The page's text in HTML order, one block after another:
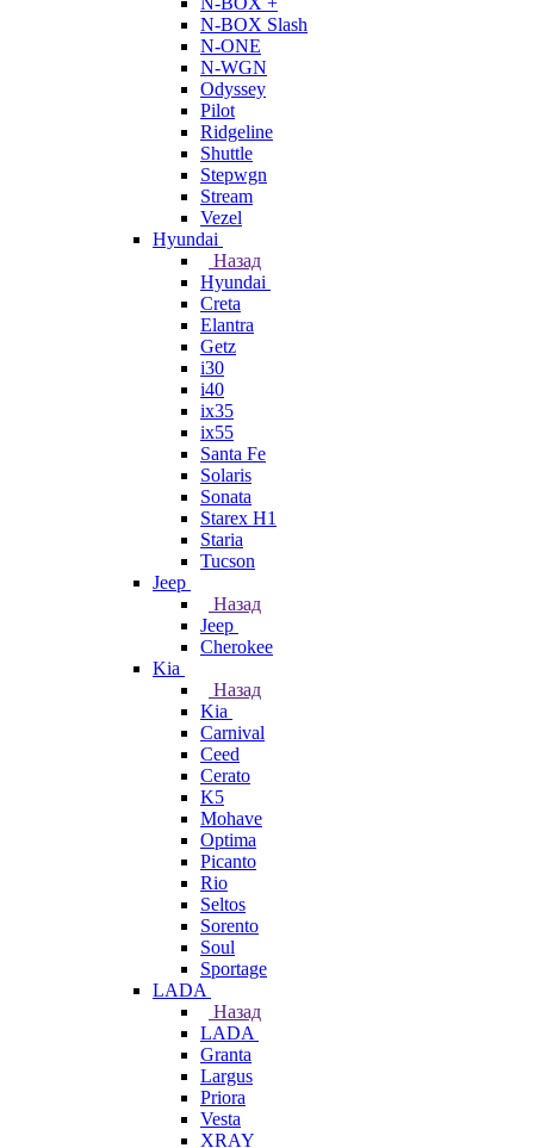
N-BOX Slash
N-ONE
N-WGN
Odyssey
Pilot
Ridgeline
Shuttle
Stepwgn
Stream
Vezel
Hyundai
Назад
Hyundai
Creta
Elantra
Getz
i30
i40
ix35
ix55
Santa Fe
Solaris
Sonata
Starex H1
Staria
Tucson
Jeep
Назад
Jeep
Cherokee
Kia
Назад
Kia
Carnival
Ceed
Cerato
K5
Mohave
Optima
Picanto
Rio
Seltos
Sorento
Soul
Sportage
LADA
Назад
LADA
Granta
Largus
Priora
Vesta
XRAY